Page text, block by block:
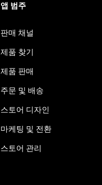
앱 범주
판매 채널
제품 찾기
제품 판매
주문 및 배송
스토어 디자인
마케팅 및 전환
스토어 관리